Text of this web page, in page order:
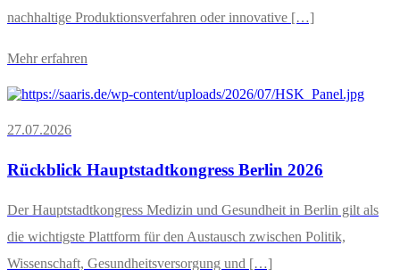
nachhaltige Produktionsverfahren oder innovative […]
Mehr erfahren
27.07.2026
Rückblick Hauptstadtkongress Berlin 2026
Der Hauptstadtkongress Medizin und Gesundheit in Berlin gilt als
die wichtigste Plattform für den Austausch zwischen Politik,
Wissenschaft, Gesundheitsversorgung und […]